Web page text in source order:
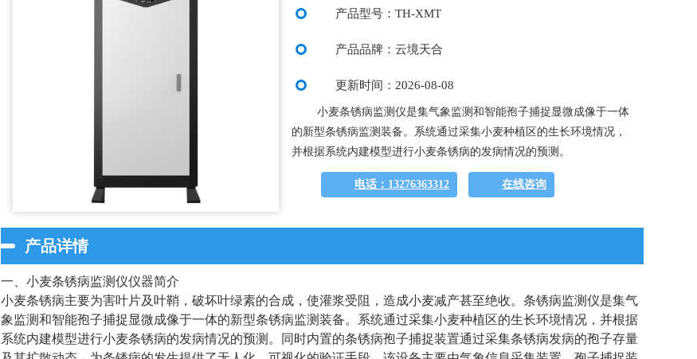
产品型号：TH-XMT
产品品牌：云境天合
更新时间：2026-08-08
小麦条锈病监测仪是集气象监测和智能孢子捕捉显微成像于一体
的新型条锈病监测装备。系统通过采集小麦种植区的生长环境情况，
并根据系统内建模型进行小麦条锈病的发病情况的预测。
电话：13276363312 在线咨询
产品详情
一、小麦条锈病监测仪仪器简介
小麦条锈病主要为害叶片及叶鞘，破坏叶绿素的合成，使灌浆受阻，造成小麦减产甚至绝收。条锈病监测仪是集气
象监测和智能孢子捕捉显微成像于一体的新型条锈病监测装备。系统通过采集小麦种植区的生长环境情况，并根据
系统内建模型进行小麦条锈病的发病情况的预测。同时内置的条锈病孢子捕捉装置通过采集条锈病发病的孢子存量